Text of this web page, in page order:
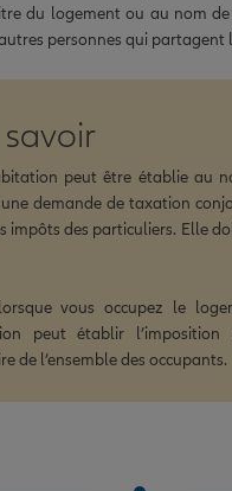
du logement ou au nom de
personnes qui partagent
peut être établie au
demande de taxation
impôts des particuliers. Elle
vous occupez le
peut établir
de l’ensemble des occupants.